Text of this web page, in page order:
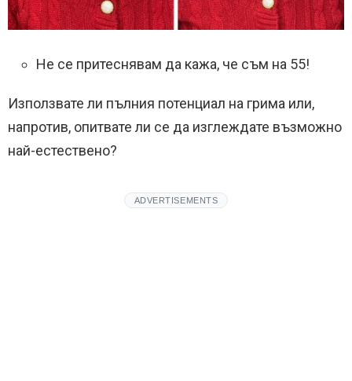
Не се притеснявам да кажа, че съм на 55!
Използвате ли пълния потенциал на грима или,
напротив, опитвате ли се да изглеждате възможно
най-естествено?
ADVERTISEMENTS